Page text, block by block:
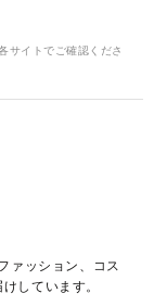
サイトでご確認くださ
ァッション、コス
しています。